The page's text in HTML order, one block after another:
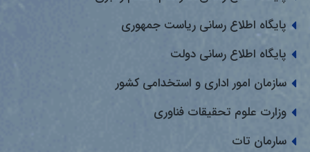
پایگاه اطلاع رسانی ریاست جمهوری
پایگاه اطلاع رسانی دولت
سازمان امور اداری و استخدامی کشور
وزارت علوم تحقیقات فناوری
سارمان تات